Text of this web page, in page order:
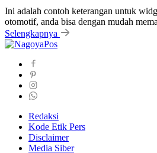
Ini adalah contoh keterangan untuk
otomotif, anda bisa dengan mudah
Selengkapnya
Redaksi
Kode Etik Pers
Disclaimer
Media Siber